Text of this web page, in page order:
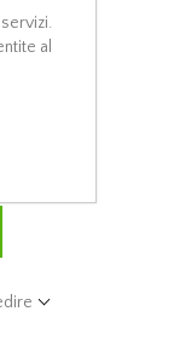
prodotto
al